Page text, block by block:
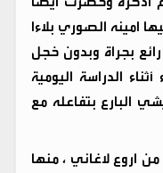
م /٣ ، ابلت فيها امينه الصوري بلاءا
بجراة وبدون خجل
الدراسة اليومية
البارع بتفاعله مع
اروع لاغاني ، منها